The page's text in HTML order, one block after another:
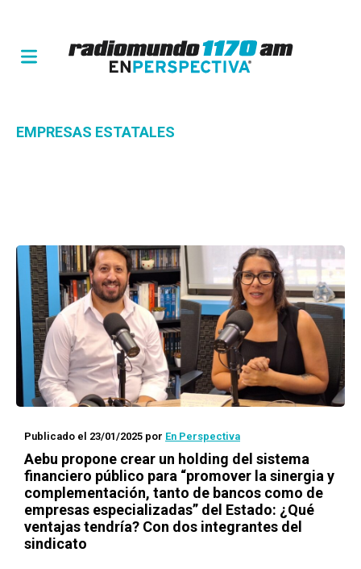
EMPRESAS ESTATALES
Publicado el 23/01/2025 por En Perspectiva
Aebu propone crear un holding del sistema
financiero público para “promover la sinergia y
complementación, tanto de bancos como de
empresas especializadas” del Estado: ¿Qué
ventajas tendría? Con dos integrantes del
sindicato